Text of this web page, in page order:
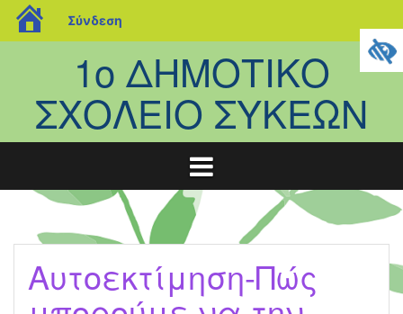
blogs.sch.gr
Σύνδεση
1ο ΔΗΜΟΤΙΚΟ
ΣΧΟΛΕΙΟ ΣΥΚΕΩΝ
Aυτοεκτίμηση-Πώς